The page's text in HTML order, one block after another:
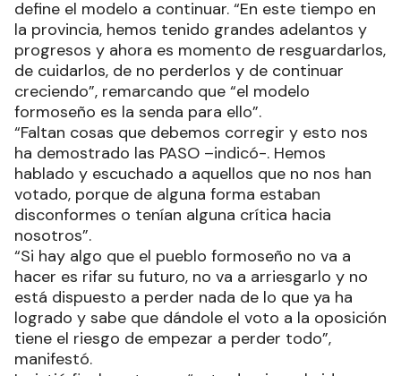
define el modelo a continuar. “En este tiempo en
la provincia, hemos tenido grandes adelantos y
progresos y ahora es momento de resguardarlos,
de cuidarlos, de no perderlos y de continuar
creciendo”, remarcando que “el modelo
formoseño es la senda para ello”.
“Faltan cosas que debemos corregir y esto nos
ha demostrado las PASO –indicó-. Hemos
hablado y escuchado a aquellos que no nos han
votado, porque de alguna forma estaban
disconformes o tenían alguna crítica hacia
nosotros”.
“Si hay algo que el pueblo formoseño no va a
hacer es rifar su futuro, no va a arriesgarlo y no
está dispuesto a perder nada de lo que ya ha
logrado y sabe que dándole el voto a la oposición
tiene el riesgo de empezar a perder todo”,
manifestó.